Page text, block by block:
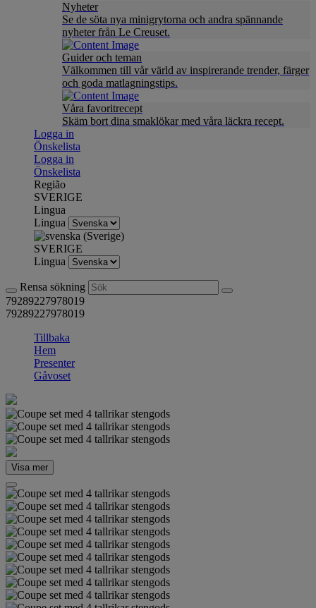
Nyheter
Se de söta nya minigrytorna och andra spännande
nyheter från Le Creuset.
Guider och teman
Välkommen till vår värld av inspirerande trender, färger
och goda matlagningstips.
Våra favoritrecept
Skäm bort dina smaklökar med våra läckra recept.
Logga in
Önskelista
Logga in
Önskelista
Região
SVERIGE
Lingua
Lingua
SVERIGE
Lingua
Rensa sökning
79289227978019
79289227978019
Tillbaka
Hem
Presenter
Gåvoset
Visa mer